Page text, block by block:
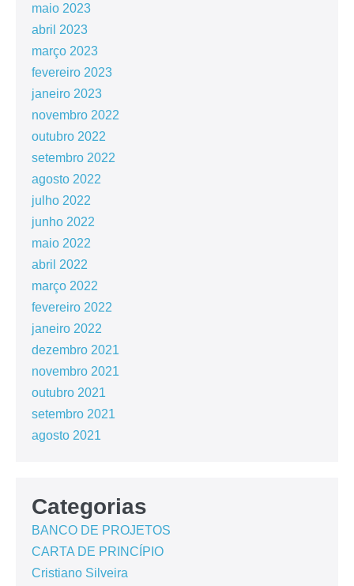
maio 2023
abril 2023
março 2023
fevereiro 2023
janeiro 2023
novembro 2022
outubro 2022
setembro 2022
agosto 2022
julho 2022
junho 2022
maio 2022
abril 2022
março 2022
fevereiro 2022
janeiro 2022
dezembro 2021
novembro 2021
outubro 2021
setembro 2021
agosto 2021
Categorias
BANCO DE PROJETOS
CARTA DE PRINCÍPIO
Cristiano Silveira